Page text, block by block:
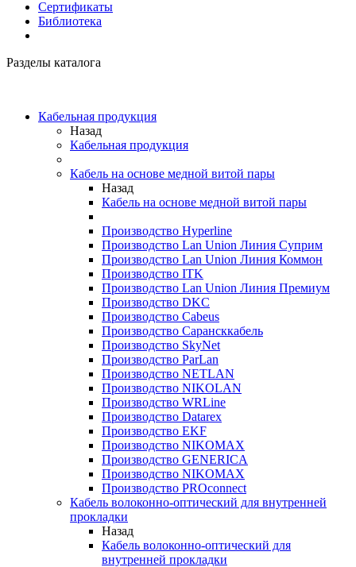
Сертификаты
Библиотека
Разделы каталога
Кабельная продукция
Назад
Кабельная продукция
Кабель на основе медной витой пары
Назад
Кабель на основе медной витой пары
Производство Hyperline
Производство Lan Union Линия Суприм
Производство Lan Union Линия Коммон
Производство ITK
Производство Lan Union Линия Премиум
Производство DKC
Производство Cabeus
Производство Сарансккабель
Производство SkyNet
Производство ParLan
Производство NETLAN
Производство NIKOLAN
Производство WRLine
Производство Datarex
Производство EKF
Производство NIKOMAX
Производство GENERICA
Производство NIKOMAX
Производство PROconnect
Кабель волоконно-оптический для внутренней
прокладки
Назад
Кабель волоконно-оптический для
внутренней прокладки